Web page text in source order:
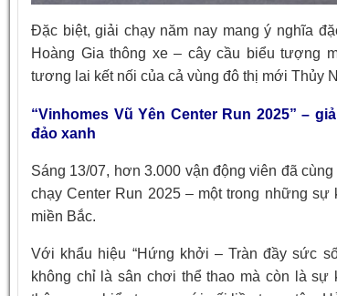
Đặc biệt, giải chạy năm nay mang ý nghĩa
Hoàng Gia thông xe – cây cầu biểu tượng
tương lai kết nối của cả vùng đô thị mới Thủy
“Vinhomes Vũ Yên Center Run 2025” –
đảo xanh
Sáng 13/07, hơn 3.000 vận động viên đã
chạy Center Run 2025 – một trong những
miền Bắc.
Với khẩu hiệu “Hứng khởi – Tràn đầy sức
không chỉ là sân chơi thể thao mà còn là